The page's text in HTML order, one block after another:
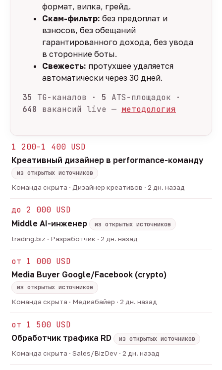
формат, вилка, грейд.
Скам-фильтр: без предоплат и
взносов, без обещаний
гарантированного дохода, без увода
в сторонние боты.
Свежесть: протухшее удаляется
автоматически через 30 дней.
35 TG-каналов · 5 ATS-площадок ·
648 вакансий live — методология
1 200–1 400 USD
Креативный дизайнер в performance-команду
из открытых источников
Команда скрыта · Дизайнер креативов · 2 дн. назад
до 2 000 USD
Middle AI-инженер
из открытых источников
trading.biz · Разработчик · 2 дн. назад
от 1 000 USD
Media Buyer Google/Facebook (crypto)
из открытых источников
Команда скрыта · Медиабайер · 2 дн. назад
от 1 500 USD
Обработчик трафика RD
из открытых источников
Команда скрыта · Sales/BizDev · 2 дн. назад